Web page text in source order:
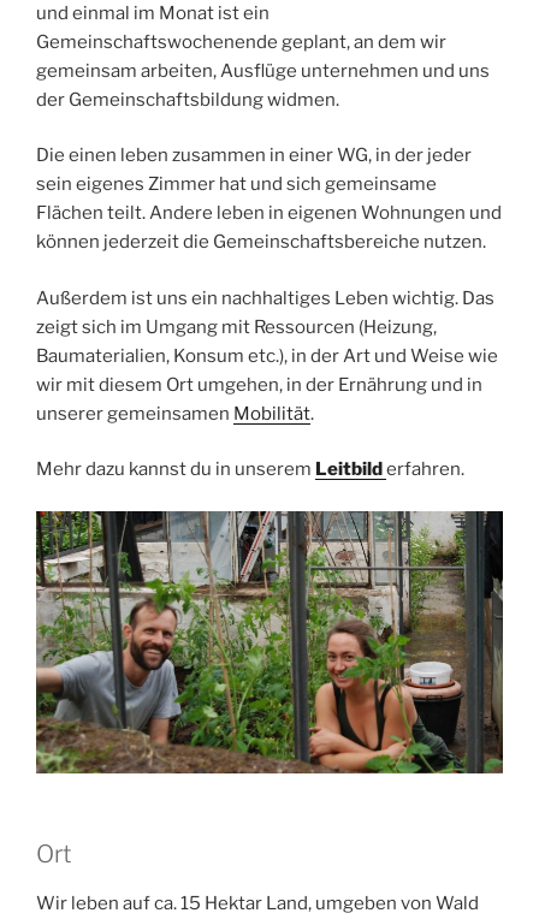
und einmal im Monat ist ein
Gemeinschaftswochenende geplant, an dem wir
gemeinsam arbeiten, Ausflüge unternehmen und uns
der Gemeinschaftsbildung widmen.
Die einen leben zusammen in einer WG, in der jeder
sein eigenes Zimmer hat und sich gemeinsame
Flächen teilt. Andere leben in eigenen Wohnungen und
können jederzeit die Gemeinschaftsbereiche nutzen.
Außerdem ist uns ein nachhaltiges Leben wichtig. Das
zeigt sich im Umgang mit Ressourcen (Heizung,
Baumaterialien, Konsum etc.), in der Art und Weise wie
wir mit diesem Ort umgehen, in der Ernährung und in
unserer gemeinsamen Mobilität.
Mehr dazu kannst du in unserem Leitbilderfahren.
Ort
Wir leben auf ca. 15 Hektar Land, umgeben von Wald